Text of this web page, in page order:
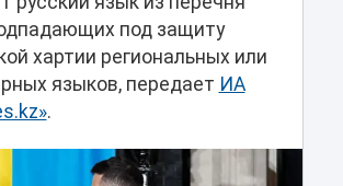
под защиту
хартии региональных или
языков, передает ИА
.